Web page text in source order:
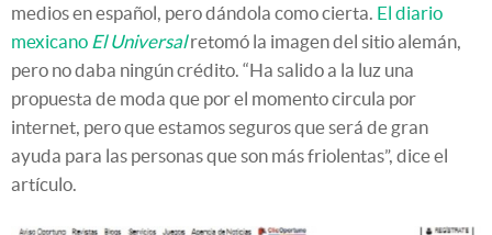
medios en español, pero dándola como cierta. El diario
mexicano El Universalretomó la imagen del sitio alemán,
pero no daba ningún crédito. “Ha salido a la luz una
propuesta de moda que por el momento circula por
internet, pero que estamos seguros que será de gran
ayuda para las personas que son más friolentas”, dice el
artículo.